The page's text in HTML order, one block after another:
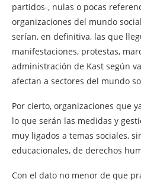
partidos-, nulas o pocas
organizaciones del mundo
serían, en definitiva, las que
manifestaciones, protestas,
administración de Kast según
afectan a sectores del mundo
Por cierto, organizaciones que
lo que serán las medidas y
muy ligados a temas sociales,
educacionales, de derechos
Con el dato no menor de que